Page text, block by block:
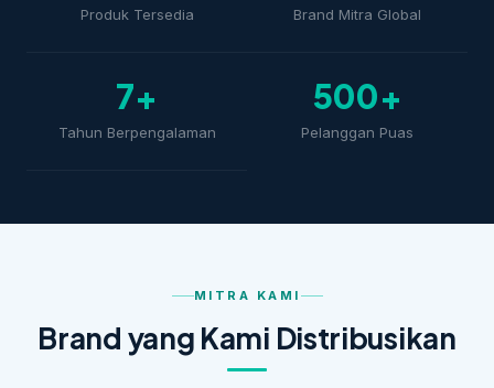
Produk Tersedia Brand Mitra Global
7+
Tahun Berpengalaman
500+
Pelanggan Puas
MITRA KAMI
Brand yang Kami Distribusikan